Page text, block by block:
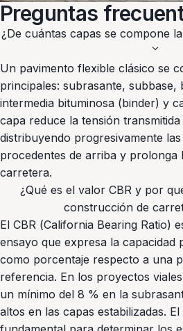
Preguntas
¿De cuántas capas se compone
expand_more
Un pavimento flexible clásico se
principales: subrasante, subbase,
intermedia bituminosa (binder) y
capa reduce la tensión
distribuyendo progresivamente
procedentes de arriba y prolonga
carretera.
¿Qué es el valor CBR y por
construcción de
El CBR (California Bearing Ratio)
ensayo que expresa la capacidad
como porcentaje respecto a una
referencia. En los proyectos
un mínimo del 8 % en la
altos en las capas estabilizadas.